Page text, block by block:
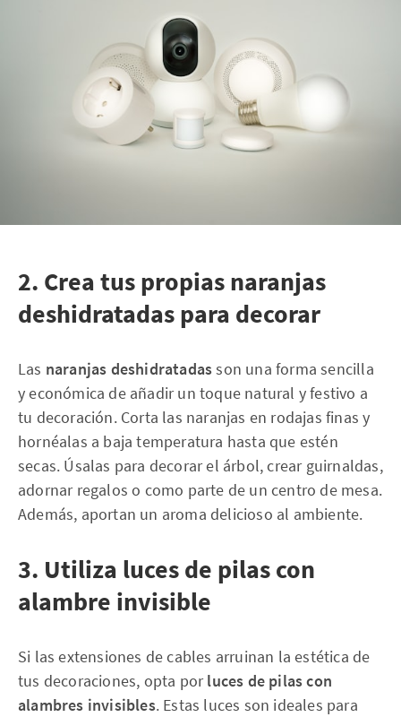
2. Crea tus propias naranjas
deshidratadas para decorar
Las naranjas deshidratadasson una forma sencilla
y económica de añadir un toque natural y festivo a
tu decoración. Corta las naranjas en rodajas finas y
hornéalas a baja temperatura hasta que estén
secas. Úsalas para decorar el árbol, crear guirnaldas,
adornar regalos o como parte de un centro de mesa.
Además, aportan un aroma delicioso al ambiente.
3. Utiliza luces de pilas con
alambre invisible
Si las extensiones de cables arruinan la estética de
tus decoraciones, opta porluces de pilas con
alambres invisibles. Estas luces son ideales para